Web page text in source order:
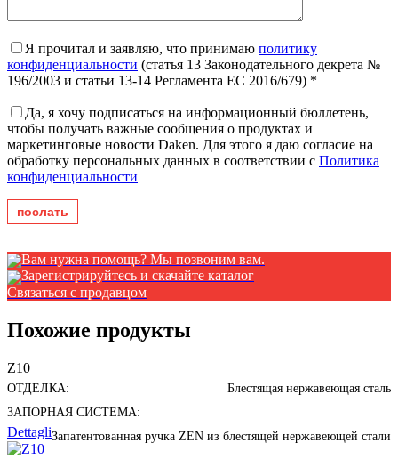
Я прочитал и заявляю, что принимаю политику
конфиденциальности (статья 13 Законодательного декрета №
196/2003 и статьи 13-14 Регламента ЕС 2016/679) *
Да, я хочу подписаться на информационный бюллетень,
чтобы получать важные сообщения о продуктах и ​​
маркетинговые новости Daken. Для этого я даю согласие на
обработку персональных данных в соответствии с Политика
конфиденциальности
Вам нужна помощь? Мы позвоним вам.
Зарегистрируйтесь и скачайте каталог
Связаться с продавцом
Похожие продукты
Z10
ОТДЕЛКА:
Блестящая нержавеющая сталь
ЗАПОРНАЯ СИСТЕМА:
Запатентованная ручка ZEN из блестящей нержавеющей стали
Dettagli